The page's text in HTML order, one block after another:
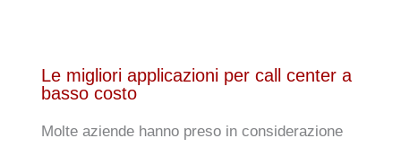
Le migliori applicazioni per call center a
basso costo
Molte aziende hanno preso in considerazione